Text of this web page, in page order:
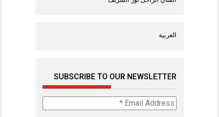
العربية
SUBSCRIBE TO OUR NEWSLETTER
Email
Address